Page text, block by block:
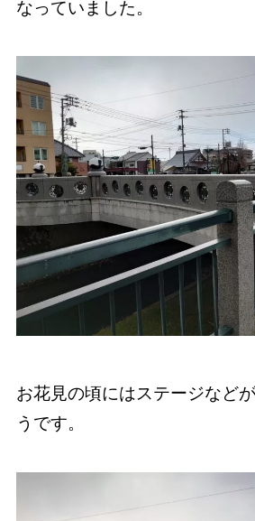
なっていました。
お花見の頃にはステージなど
うです。